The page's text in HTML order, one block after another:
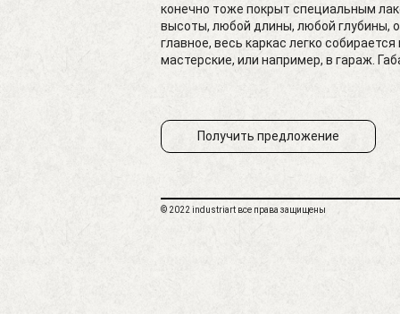
конечно тоже покрыт специальным
высоты, любой длины, любой глубины,
главное, весь каркас легко
мастерские, или например, в гараж.
Получить предложение
© 2022 industriart все права защищены